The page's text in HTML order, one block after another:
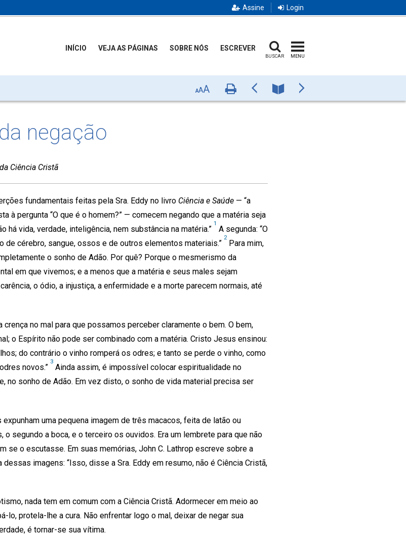
Assine Login
INÍCIO VEJA AS PÁGINAS SOBRE NÓS ESCREVER
BUSCAR MENU
AAA ImprimirAnterior NúmeroPróximo
negação
Ciência Cristã
fundamentais feitas pela Sra. Eddy no livro Ciência e Saúde — “a
à pergunta “O que é o homem?” — comecem negando que a matéria seja
há vida, verdade, inteligência, nem substância na matéria.”
1
A segunda: “O
de cérebro, sangue, ossos e de outros elementos materiais.”
2
Para mim,
o sonho de Adão. Por quê? Porque o mesmerismo da
em que vivemos; e a menos que a matéria e seus males sejam
o ódio, a injustiça, a enfermidade e a morte parecem normais, até
no mal para que possamos perceber claramente o bem. O bem,
o Espírito não pode ser combinado com a matéria. Cristo Jesus ensinou:
do contrário o vinho romperá os odres; e tanto se perde o vinho, como
novos.”
3
Ainda assim, é impossível colocar espiritualidade no
no sonho de Adão. Em vez disto, o sonho de vida material precisa ser
uma pequena imagem de três macacos, feita de latão ou
o segundo a boca, e o terceiro os ouvidos. Era um lembrete para que não
se o escutasse. Em suas memórias, John C. Lathrop escreve sobre a
dessas imagens: “Isso, disse a Sra. Eddy em resumo, não é Ciência Cristã,
nada tem em comum com a Ciência Cristã. Adormecer em meio ao
lo, protela-lhe a cura. Não enfrentar logo o mal, deixar de negar sua
é tornar-se sua vítima.